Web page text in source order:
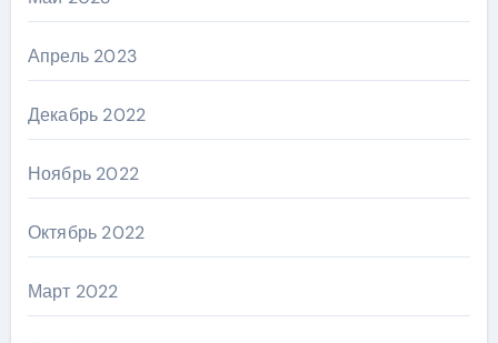
Апрель 2023
Декабрь 2022
Ноябрь 2022
Октябрь 2022
Март 2022